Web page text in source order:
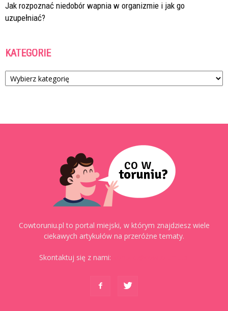
Jak rozpoznać niedobór wapnia w organizmie i jak go
uzupełniać?
KATEGORIE
Kategorie
Cowtoruniu.pl to portal miejski, w którym znajdziesz wiele
ciekawych artykułów na przeróżne tematy.
Skontaktuj się z nami: